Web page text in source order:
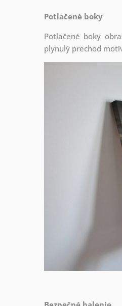
Potlačené boky
Potlačené boky
plynulý prechod